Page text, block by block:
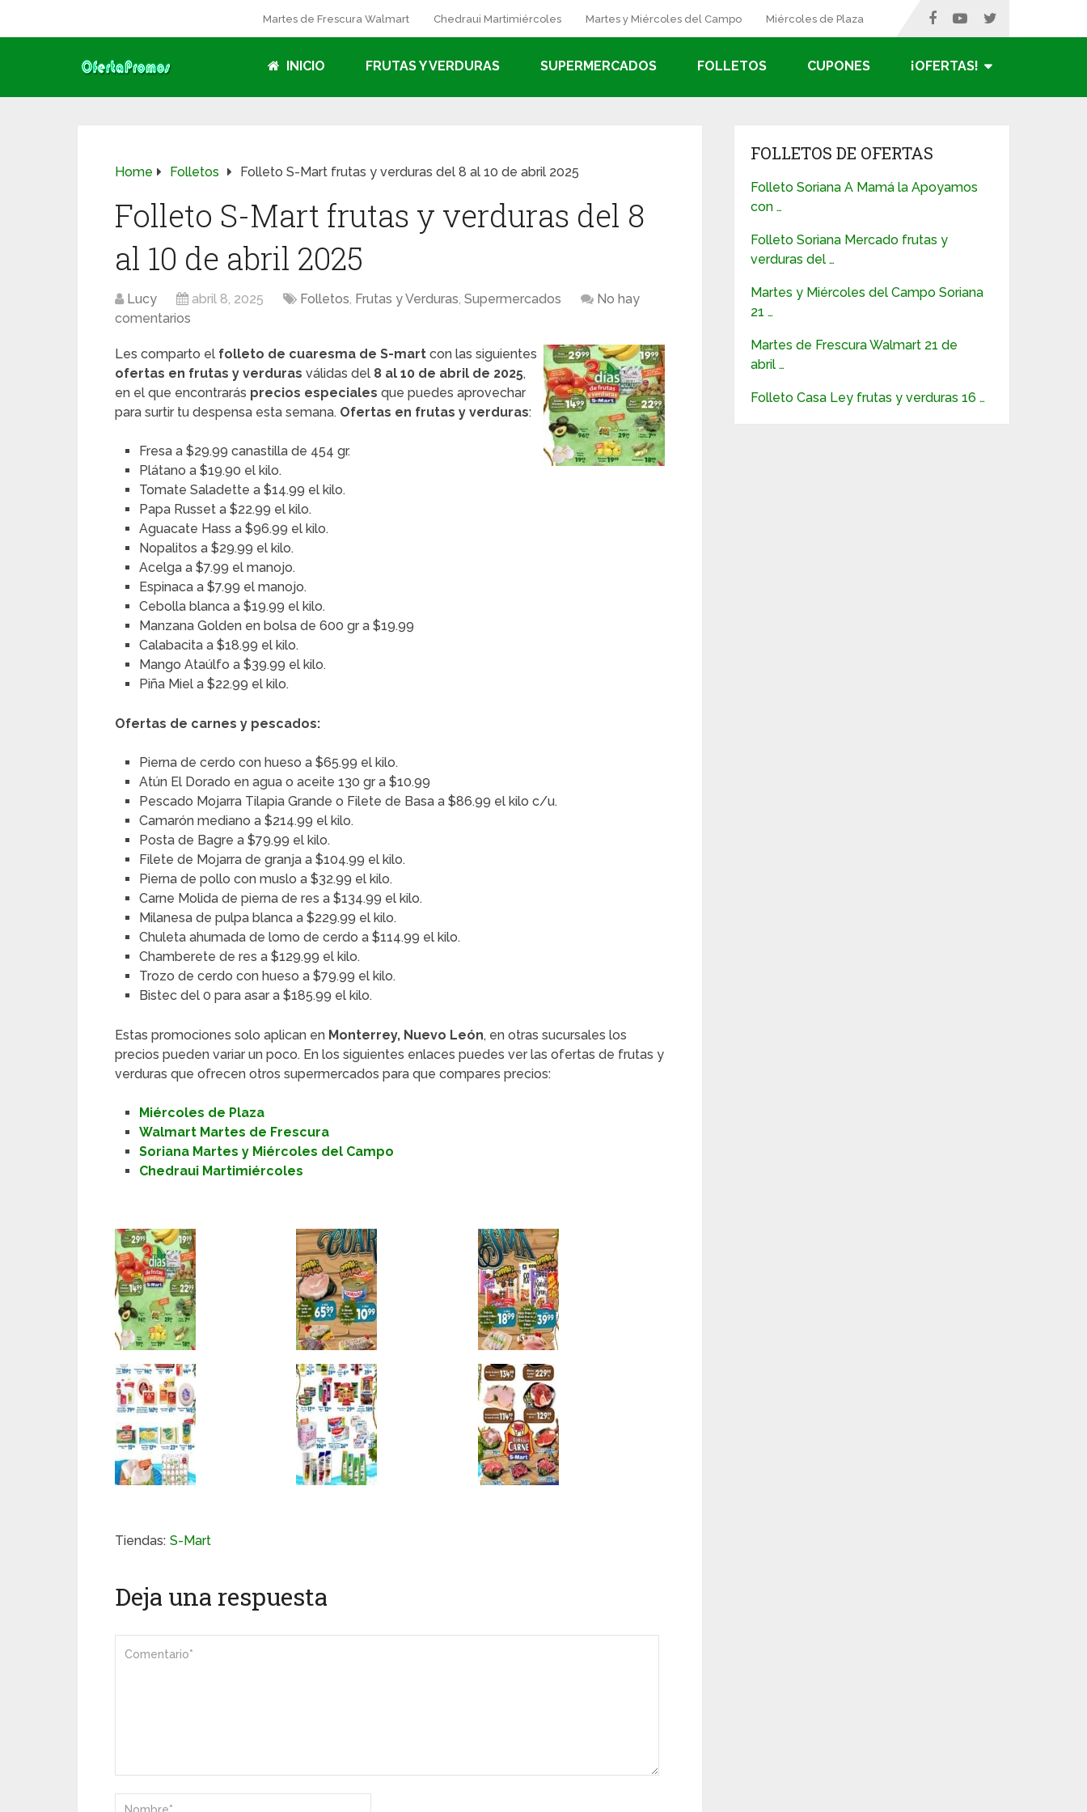
Martes de Frescura Walmart Chedraui Martimiércoles Martes y Miércoles del Campo Miércoles de Plaza
INICIO FRUTAS Y VERDURAS SUPERMERCADOS FOLLETOS CUPONES ¡OFERTAS!
Home Folletos Folleto S-Mart frutas y verduras del 8 al 10 de abril 2025
Folleto S-Mart frutas y verduras del 8
al 10 de abril 2025
Lucy abril 8, 2025 Folletos, Frutas y Verduras, Supermercados
No hay
comentarios
Les comparto el folleto de cuaresma de S-mart con las siguientes
ofertas en frutas y verduras válidas del 8 al 10 de abril de 2025,
en el que encontrarás precios especiales que puedes aprovechar
para surtir tu despensa esta semana. Ofertas en frutas y verduras:
Fresa a $29.99 canastilla de 454 gr.
Plátano a $19.90 el kilo.
Tomate Saladette a $14.99 el kilo.
Papa Russet a $22.99 el kilo.
Aguacate Hass a $96.99 el kilo.
Nopalitos a $29.99 el kilo.
Acelga a $7.99 el manojo.
Espinaca a $7.99 el manojo.
Cebolla blanca a $19.99 el kilo.
Manzana Golden en bolsa de 600 gr a $19.99
Calabacita a $18.99 el kilo.
Mango Ataúlfo a $39.99 el kilo.
Piña Miel a $22.99 el kilo.
Ofertas de carnes y pescados:
Pierna de cerdo con hueso a $65.99 el kilo.
Atún El Dorado en agua o aceite 130 gr a $10.99
Pescado Mojarra Tilapia Grande o Filete de Basa a $86.99 el kilo c/u.
Camarón mediano a $214.99 el kilo.
Posta de Bagre a $79.99 el kilo.
Filete de Mojarra de granja a $104.99 el kilo.
Pierna de pollo con muslo a $32.99 el kilo.
Carne Molida de pierna de res a $134.99 el kilo.
Milanesa de pulpa blanca a $229.99 el kilo.
Chuleta ahumada de lomo de cerdo a $114.99 el kilo.
Chamberete de res a $129.99 el kilo.
Trozo de cerdo con hueso a $79.99 el kilo.
Bistec del 0 para asar a $185.99 el kilo.
Estas promociones solo aplican en Monterrey, Nuevo León, en otras sucursales los
precios pueden variar un poco. En los siguientes enlaces puedes ver las ofertas de frutas y
verduras que ofrecen otros supermercados para que compares precios:
Miércoles de Plaza
Walmart Martes de Frescura
Soriana Martes y Miércoles del Campo
Chedraui Martimiércoles
Tiendas: S-Mart
Deja una respuesta
FOLLETOS DE OFERTAS
Folleto Soriana A Mamá la Apoyamos
con …
Folleto Soriana Mercado frutas y
verduras del …
Martes y Miércoles del Campo Soriana
21 …
Martes de Frescura Walmart 21 de
abril …
Folleto Casa Ley frutas y verduras 16 …